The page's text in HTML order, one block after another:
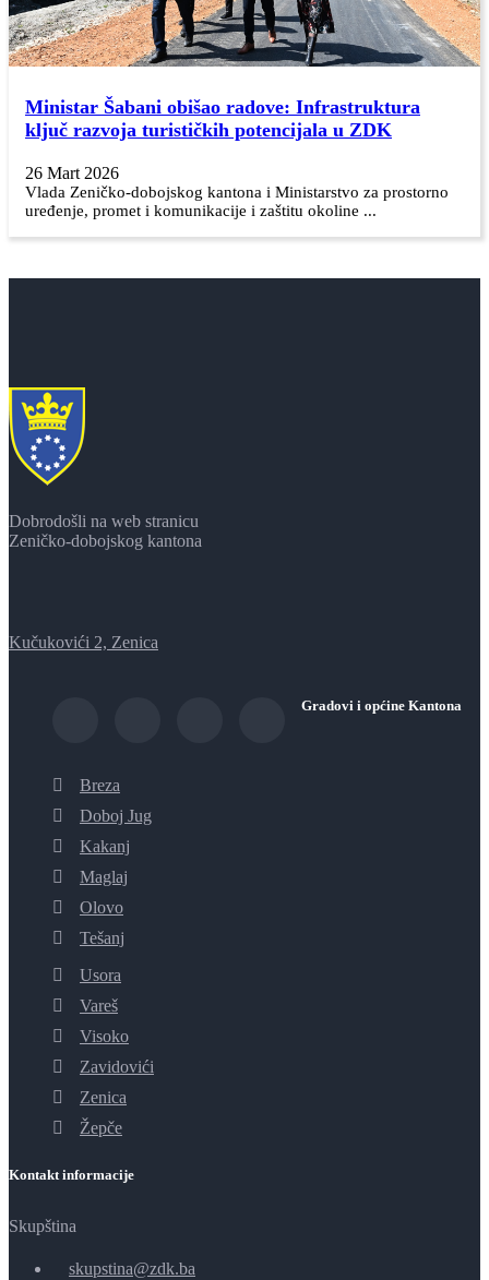
Ministar Šabani obišao radove: Infrastruktura
ključ razvoja turističkih potencijala u ZDK
26 Mart 2026
Vlada Zeničko-dobojskog kantona i Ministarstvo za prostorno
uređenje, promet i komunikacije i zaštitu okoline ...
Dobrodošli na web stranicu
Zeničko-dobojskog kantona
Kučukovići 2, Zenica
Gradovi i općine Kantona
Breza
Doboj Jug
Kakanj
Maglaj
Olovo
Tešanj
Usora
Vareš
Visoko
Zavidovići
Zenica
Žepče
Kontakt informacije
Skupština
skupstina@zdk.ba